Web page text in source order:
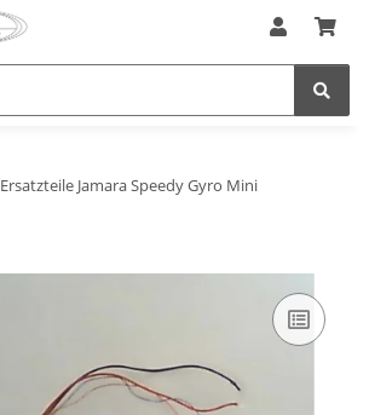
Ersatzteile Jamara Speedy Gyro Mini